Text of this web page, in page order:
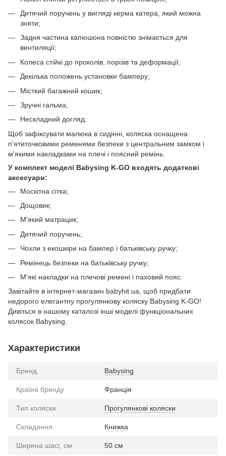
Дитячий поручень у вигляді керма катера, який можна
зняти;
Задня частина капюшона повністю знімається для
вентиляції;
Колеса стійкі до проколів, порізів та деформації;
Декілька положень установки бамперу;
Місткий багажний кошик;
Зручні гальма;
Нескладний догляд.
Щоб зафіксувати малюка в сидінні, коляска оснащена
п'ятиточковими ременями безпеки з центральним замком і
м'якими накладками на плечі і поясний ремінь.
У комплект моделі Babysing K-GO входять додаткові
аксесуари:
Москітна сітка;
Дощовик;
М'який матрацик;
Дитячий поручень;
Чохли з екошкіри на бампер і батьківську ручку;
Ремінець безпеки на батьківську ручку;
М'які накладки на плечові ремені і паховий пояс.
Завітайте в інтернет-магазин babyhit.ua, щоб придбати
недорого елегантну прогулянкову коляску Babysing K-GO!
Дивіться в нашому каталозі інші моделі функціональних
колясок Babysing.
Характеристики
Бренд Babysing
Країна бренду Франція
Тип коляски Прогулянкові коляски
Складання Книжка
Ширина шасі, см 50 см